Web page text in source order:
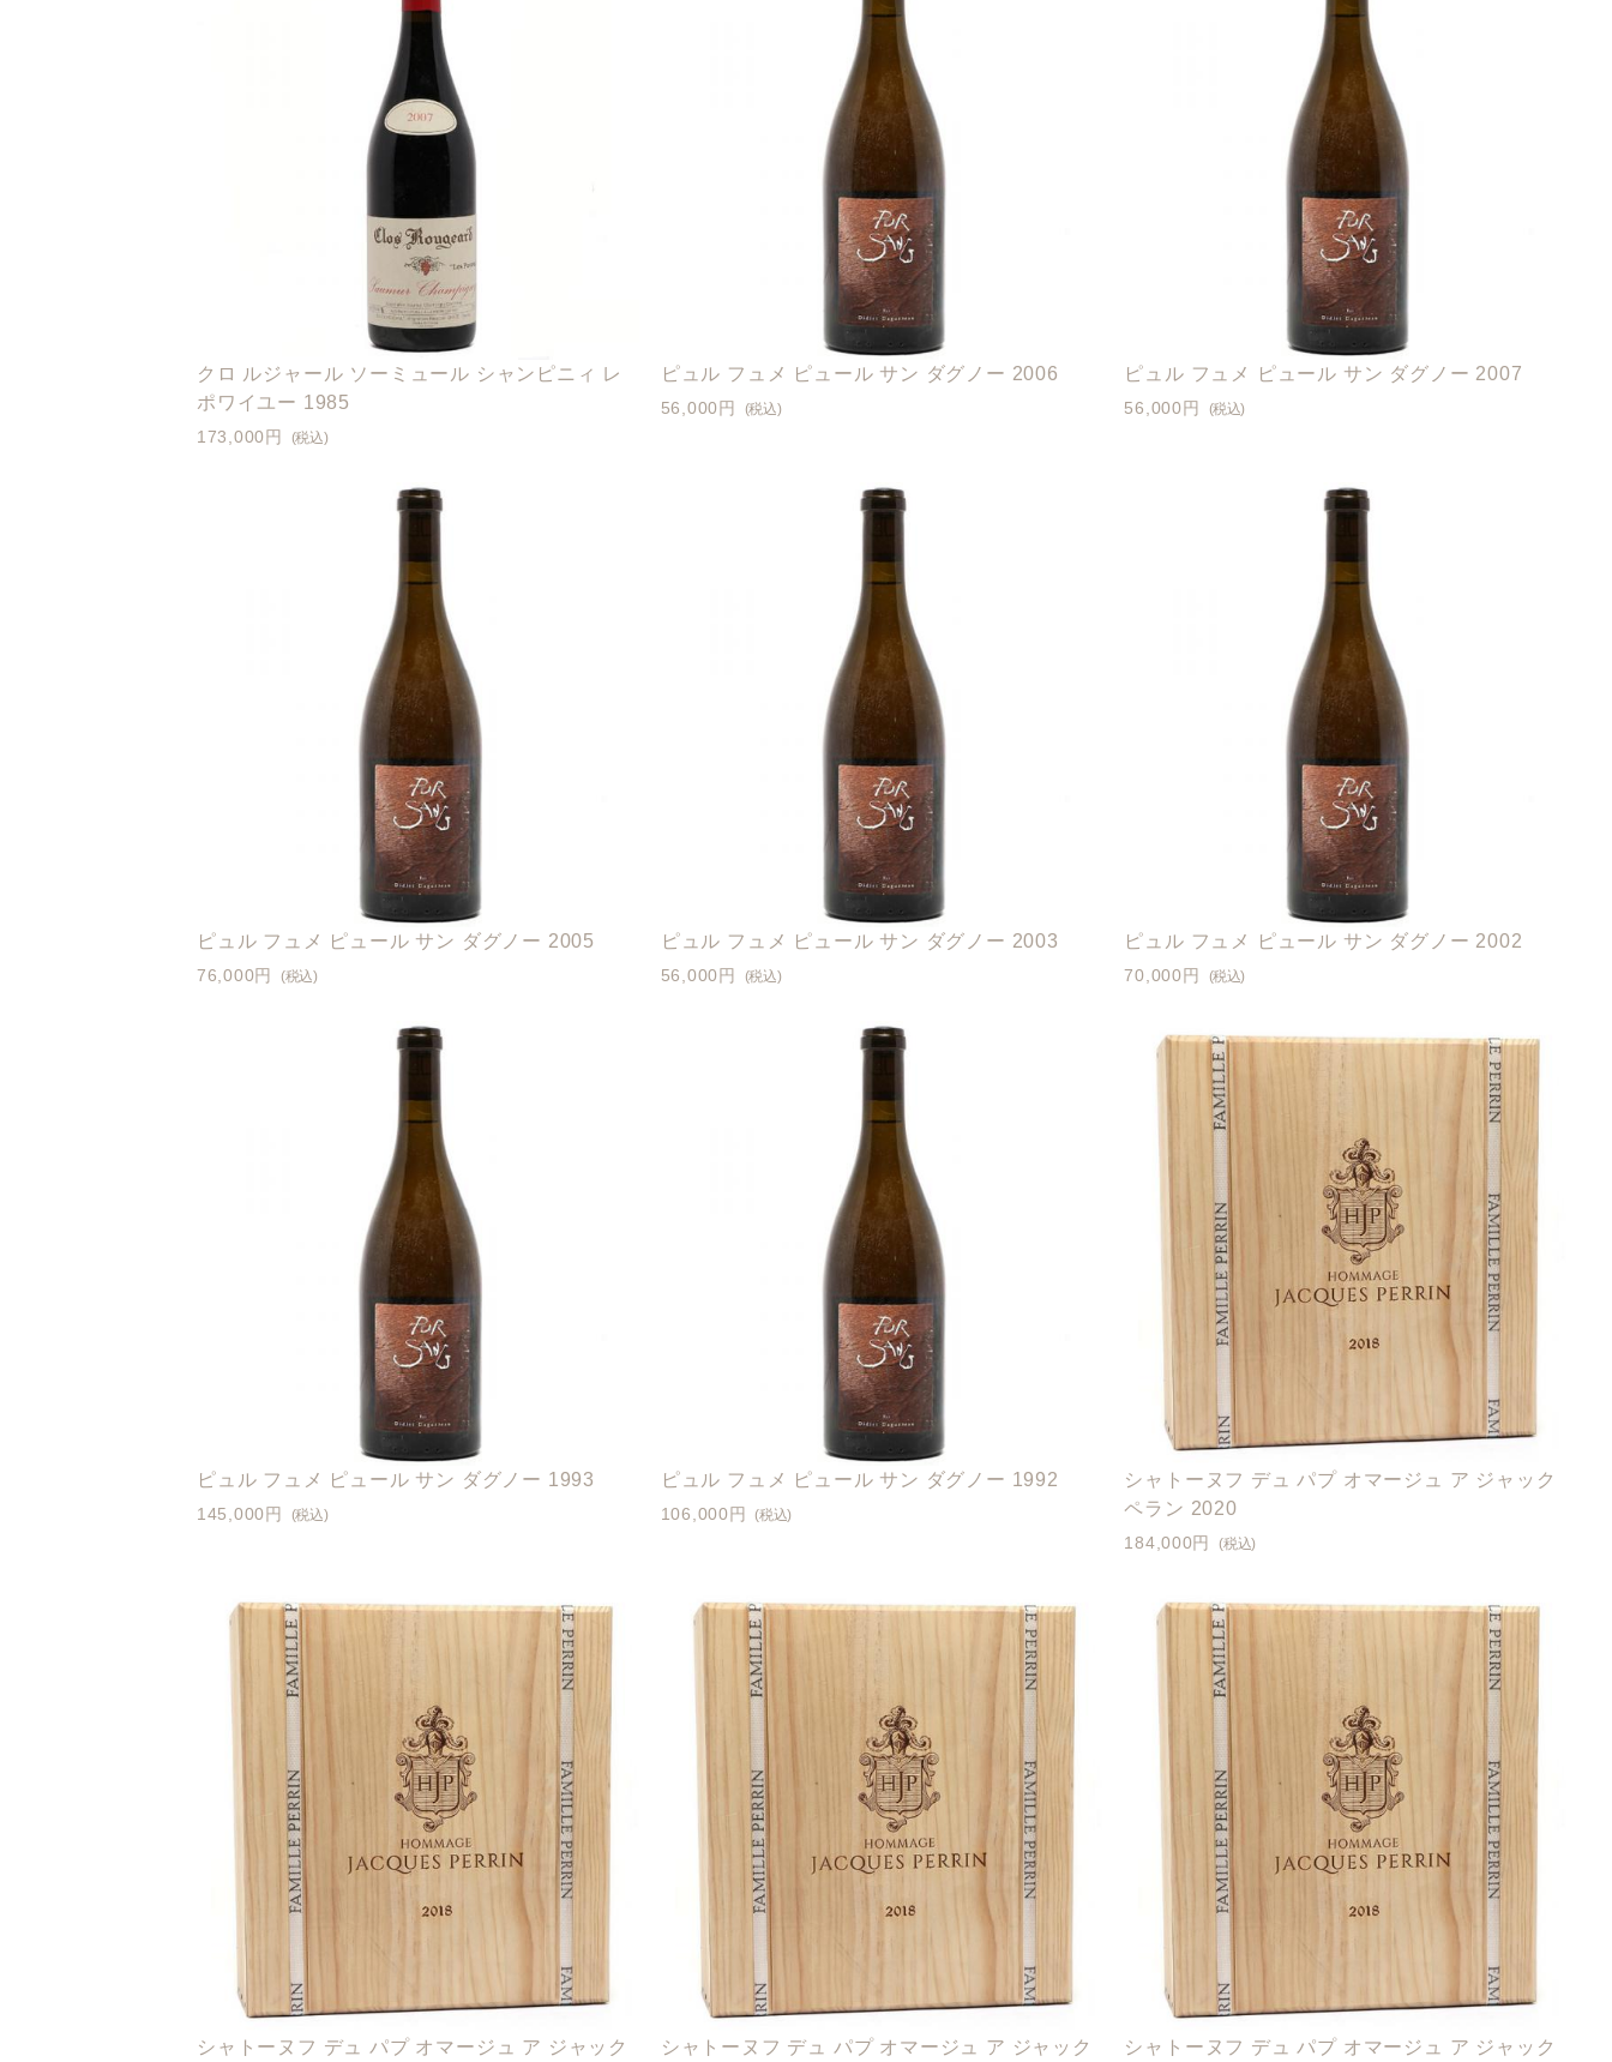
クロ ルジャール ソーミュール シャンピニィ レ
ポワイユー 1985
173,000円 (税込)
ピュル フュメ ピュール サン ダグノー 2006
56,000円 (税込)
ピュル フュメ ピュール サン ダグノー 2007
56,000円 (税込)
ピュル フュメ ピュール サン ダグノー 2005
76,000円 (税込)
ピュル フュメ ピュール サン ダグノー 2003
56,000円 (税込)
ピュル フュメ ピュール サン ダグノー 2002
70,000円 (税込)
ピュル フュメ ピュール サン ダグノー 1993
145,000円 (税込)
ピュル フュメ ピュール サン ダグノー 1992
106,000円 (税込)
シャトーヌフ デュ パプ オマージュ ア ジャック
ペラン 2020
184,000円 (税込)
シャトーヌフ デュ パプ オマージュ ア ジャック シャトーヌフ デュ パプ オマージュ ア ジャック シャトーヌフ デュ パプ オマージュ ア ジャック